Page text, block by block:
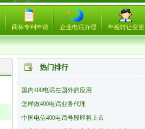
商标专利申请 企业电话办理 年检转让变更
热门排行
国内400电话在国外的应用
怎样做400电话业务代理
中国电信400电话号段即将上市